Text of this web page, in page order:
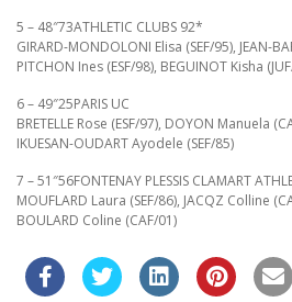
5 – 48″73ATHLETIC CLUBS 92*
GIRARD-MONDOLONI Elisa (SEF/95), JEAN-
PITCHON Ines (ESF/98), BEGUINOT Kisha
6 – 49″25PARIS UC
BRETELLE Rose (ESF/97), DOYON Manuela
IKUESAN-OUDART Ayodele (SEF/85)
7 – 51″56FONTENAY PLESSIS CLAMART
MOUFLARD Laura (SEF/86), JACQZ Colline
BOULARD Coline (CAF/01)